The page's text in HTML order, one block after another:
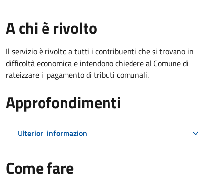
A chi è rivolto
Il servizio è rivolto a tutti i contribuenti che si trovano in
difficoltà economica e intendono chiedere al Comune di
rateizzare il pagamento di tributi comunali.
Approfondimenti
Ulteriori informazioni
Come fare